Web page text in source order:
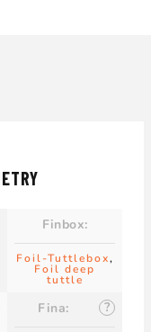
Finbox:
Foil-Tuttlebox,
Foil deep
tuttle
?
Fina: